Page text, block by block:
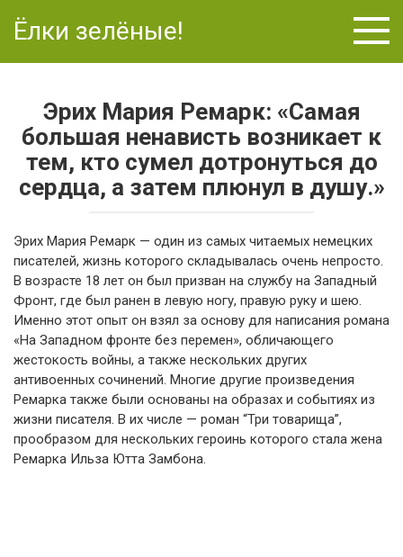
Ёлки зелёные!
Эрих Мария Ремарк: «Самая
большая ненависть возникает к
тем, кто сумел дотронуться до
сердца, а затем плюнул в душу.»
Эрих Мария Ремарк — один из самых читаемых немецких
писателей, жизнь которого складывалась очень непросто.
В возрасте 18 лет он был призван на службу на Западный
Фронт, где был ранен в левую ногу, правую руку и шею.
Именно этот опыт он взял за основу для написания романа
«На Западном фронте без перемен», обличающего
жестокость войны, а также нескольких других
антивоенных сочинений. Многие другие произведения
Ремарка также были основаны на образах и событиях из
жизни писателя. В их числе — роман “Три товарища”,
прообразом для нескольких героинь которого стала жена
Ремарка Ильза Ютта Замбона.